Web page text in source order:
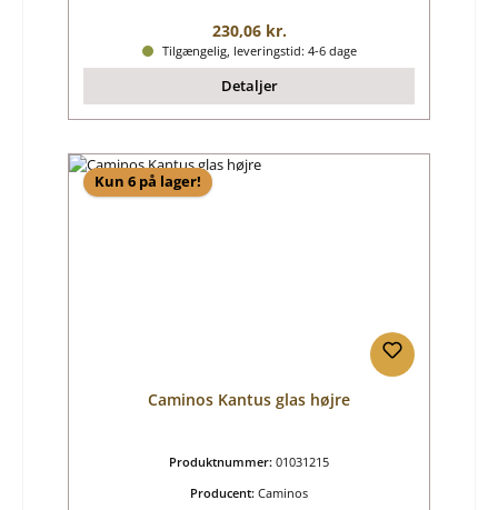
Almindelig pris:
230,06 kr.
Tilgængelig, leveringstid: 4-6 dage
Detaljer
Kun 6 på lager!
Caminos Kantus glas højre
Produktnummer: 01031215
Producent: Caminos